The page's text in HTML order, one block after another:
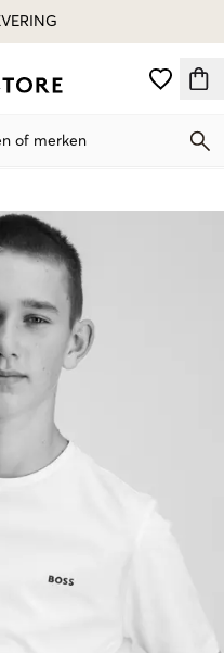
of merken